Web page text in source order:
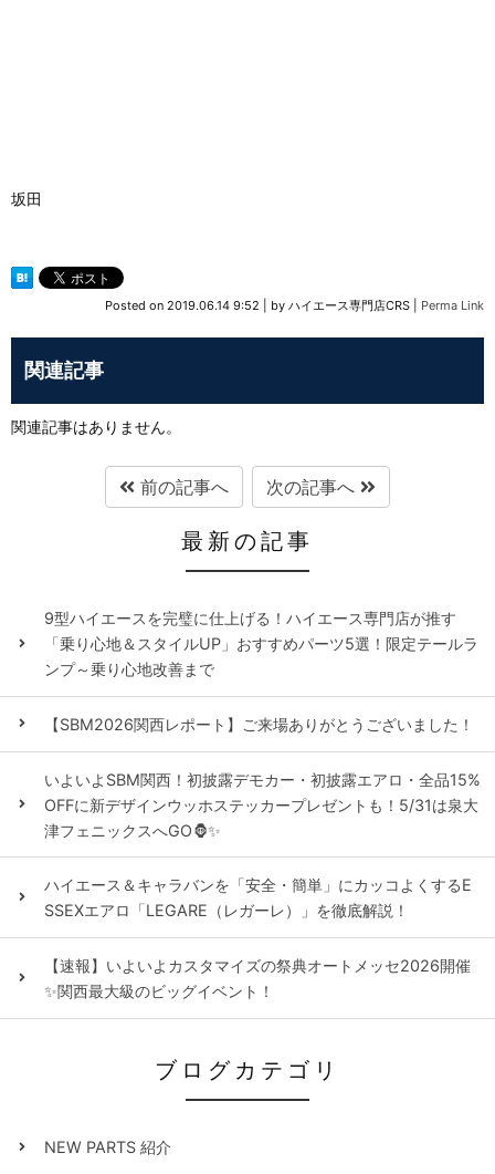
坂田
Posted on 2019.06.14 9:52 by ハイエース専門店CRS Perma Link
関連記事
関連記事はありません。
前の記事へ 次の記事へ
最新の記事
9型ハイエースを完璧に仕上げる！ハイエース専門店が推す
「乗り心地＆スタイルUP」おすすめパーツ5選！限定テールラ
ンプ～乗り心地改善まで
【SBM2026関西レポート】ご来場ありがとうございました！
いよいよSBM関西！初披露デモカー・初披露エアロ・全品15%
OFFに新デザインウッホステッカープレゼントも！5/31は泉大
津フェニックスへGO🦍✨
ハイエース＆キャラバンを「安全・簡単」にカッコよくするE
SSEXエアロ「LEGARE（レガーレ）」を徹底解説！
【速報】いよいよカスタマイズの祭典オートメッセ2026開催
✨関西最大級のビッグイベント！
ブログカテゴリ
NEW PARTS 紹介